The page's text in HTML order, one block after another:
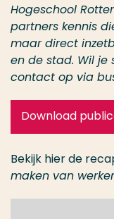
Hogeschool
partners kennis
maar direct
en de stad. Wil je
contact op via
Download
Bekijk hier de
maken van